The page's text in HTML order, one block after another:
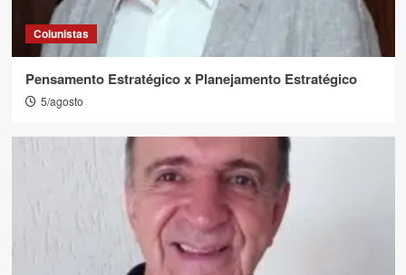
Colunistas
Pensamento Estratégico x Planejamento Estratégico
5/agosto